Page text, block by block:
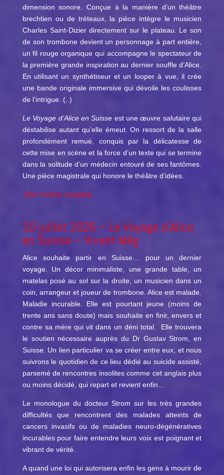
dimension sonore. Conçue à la manière d’un théâtre
brechtien ou de tréteaux, la pièce intègre le musicien
Charles Saint-Dizier directement sur le plateau. Le son
de son trombone devient un personnage à part entière,
un fil rouge organique qui accompagne le spectateur de
la première grande inspiration au dernier souffle d’Alice.
En utilisant un synthétiseur et un looper à vue, il crée
une bande originale immersive qui dévoile les coulisses
de l’intrigue. (..)
Le Voyage d’Alice en Suisse est une œuvre salutaire qui
déstabilise autant qu’elle émeut. On ressort de la salle
profondément remué, conquis par la délicatesse de
cette mise en scène et la force d’un texte qui se termine
dans la solitude d’un médecin entouré de ses fantômes.
Une pièce magistrale qui honore le théâtre d’idées.
[Voir l’article complet]
10 juillet 2026 – Le Voyage d’Alice
en Suisse – Vivant MAg
Alice souhaite partir en Suisse… pour un dernier
voyage. Un décor minimaliste, une grande table, un
matelas posé au sol sur la droite, un musicien dans un
coin, arrangeur et joueur de trombone. Alice est malade.
Maladie incurable. Elle est pourtant jeune (moins de
trente ans sans doute) mais souhaite en finir, envers et
contre sa mère qui vit dans un déni total. Elle trouvera
le soutien nécessaire auprès du Dr Gustav Strom, en
Suisse. Un lien particulier va se créer entre eux, et nous
suivrons le quotidien de ce lieu dédié au suicide assisté,
parsemé de rencontres insolites comme cet anglais plus
ou moins décidé, qui repart et revient enfin…
Le monologue du docteur Strom sur les très grandes
difficultés que rencontrent des malades atteints de
cancers invasifs ou de maladies neuro-dégénératives
incurables pour faire entendre leurs voix est poignant et
vibrant de vérité.
A quand une loi qui autorisera enfin les gens à mourir de